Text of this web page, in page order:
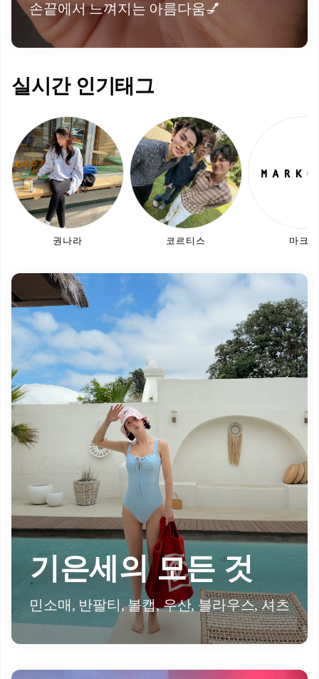
손끝에서 느껴지는 아름다움💅
실시간 인기태그
권나라 코르티스 마크공
기은세의 모든 것
민소매, 반팔티, 볼캡, 우산, 블라우스, 셔츠